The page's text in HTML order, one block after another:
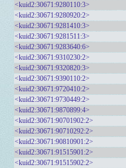
<kuid2:30671:9280110:3>
<kuid2:30671:9280920:2>
<kuid2:30671:9281410:3>
<kuid2:30671:9281511:3>
<kuid2:30671:9283640:6>
<kuid2:30671:9310230:2>
<kuid2:30671:9320820:3>
<kuid2:30671:9390110:2>
<kuid2:30671:9720410:2>
<kuid2:30671:9730449:2>
<kuid2:30671:9870899:4>
<kuid2:30671:90701902:2>
<kuid2:30671:90710292:2>
<kuid2:30671:90810901:2>
<kuid2:30671:91515901:2>
<kuid2:30671:91515902:2>